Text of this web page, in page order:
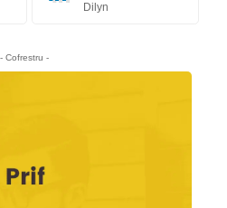
Dilyn
- Cofrestru -